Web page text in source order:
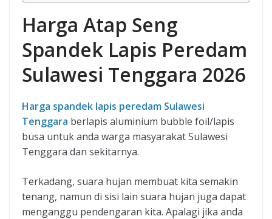
Harga Atap Seng
Spandek Lapis Peredam
Sulawesi Tenggara 2026
Harga spandek lapis peredam Sulawesi
Tenggara berlapis aluminium bubble foil/lapis
busa untuk anda warga masyarakat Sulawesi
Tenggara dan sekitarnya.
Terkadang, suara hujan membuat kita semakin
tenang, namun di sisi lain suara hujan juga dapat
menganggu pendengaran kita. Apalagi jika anda